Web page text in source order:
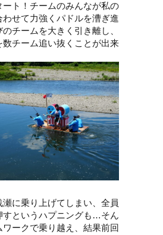
ート！チームのみんなが私の
わせて力強くパドルを漕ぎ進
チームを大きく引き離し、
数チーム追い抜くことが出来
に乗り上げてしまい、全員
すというハプニングも…そん
ワークで乗り越え、結果前回